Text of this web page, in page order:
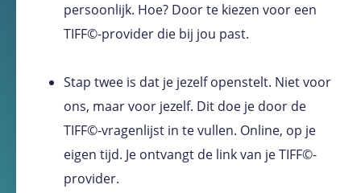
persoonlijk. Hoe? Door te kiezen voor een
TIFF©-provider die bij jou past.
Stap twee is dat je jezelf openstelt. Niet voor
ons, maar voor jezelf. Dit doe je door de
TIFF©-vragenlijst in te vullen. Online, op je
eigen tijd. Je ontvangt de link van je TIFF©-
provider.